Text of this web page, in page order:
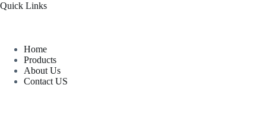
Quick Links
Home
Products
About Us
Contact US